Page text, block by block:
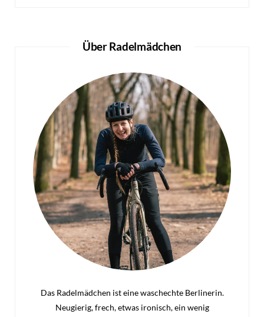
Über Radelmädchen
Das Radelmädchen ist eine waschechte Berlinerin.
Neugierig, frech, etwas ironisch, ein wenig